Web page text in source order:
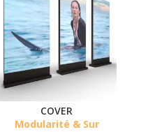
COVER
Modularité & Sur